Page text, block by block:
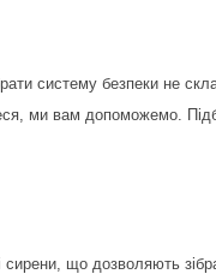
систему безпеки не
ми вам допоможемо.
що дозволяють